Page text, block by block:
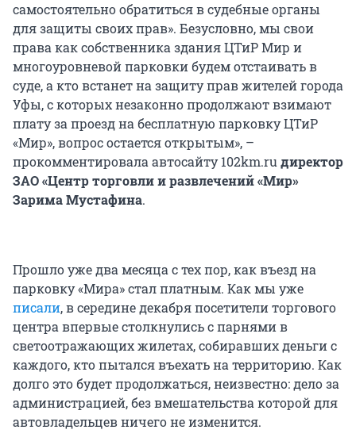
самостоятельно обратиться в судебные органы
для защиты своих прав». Безусловно, мы свои
права как собственника здания ЦТиР Мир и
многоуровневой парковки будем отстаивать в
суде, а кто встанет на защиту прав жителей города
Уфы, с которых незаконно продолжают взимают
плату за проезд на бесплатную парковку ЦТиР
«Мир», вопрос остается открытым», –
прокомментировала автосайту 102km.ruдиректор
ЗАО «Центр торговли и развлечений «Мир»
Зарима Мустафина.
Прошло уже два месяца с тех пор, как въезд на
парковку «Мира» стал платным. Как мы уже
писали, в середине декабря посетители торгового
центра впервые столкнулись с парнями в
светоотражающих жилетах, собиравших деньги с
каждого, кто пытался въехать на территорию. Как
долго это будет продолжаться, неизвестно: дело за
администрацией, без вмешательства которой для
автовладельцев ничего не изменится.